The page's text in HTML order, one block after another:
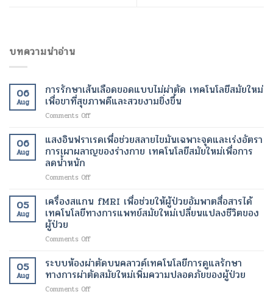
บทความน่าอ่าน
06
Aug
การรักษาเส้นเลือดขอดแบบไม่ผ่าตัด เทคโนโลยีสมัยใหม่
เพื่อขาที่สุขภาพดีและสวยงามยิ่งขึ้น
Comments Offon
รักษา
เส้นเลือด
ขอด
ไม่
เทคโนโลยี
สมัย
ใหม่
ขา
สุขภาพ
ดี
และ
06
Aug
แสงอินฟราเรดเพื่อช่วยสลายไขมันเฉพาะจุดและเร่งอัตรา
การเผาผลาญของร่างกาย เทคโนโลยีสมัยใหม่เพื่อการ
ลดน้ำหนัก
Comments Offon
อินฟราเรด
เพื่อ
ช่วย
ไข
เฉพาะ
จุด
และ
เร่ง
05
Aug
เครื่องสแกน fMRI เพื่อช่วยให้ผู้ป่วยอัมพาตสื่อสารได้
เทคโนโลยีทางการแพทย์สมัยใหม่เปลี่ยนแปลงชีวิตของ
ผู้ป่วย
Comments Offon
สแกน
fMRI
เพื่อ
ช่วย
05
Aug
ระบบห้องผ่าตัดบนคลาวด์เทคโนโลยีการดูแลรักษา
ทางการผ่าตัดสมัยใหม่เพิ่มความปลอดภัยของผู้ป่วย
Comments Offon